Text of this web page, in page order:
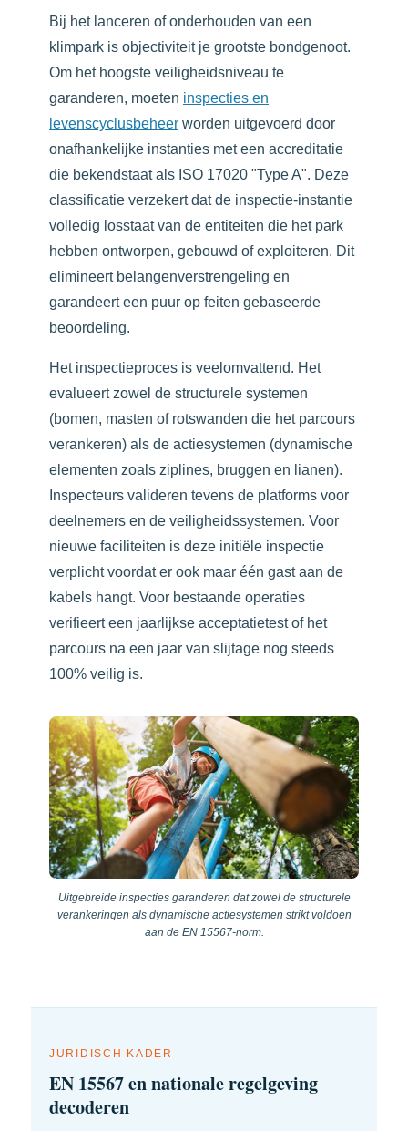
Bij het lanceren of onderhouden van een
klimpark is objectiviteit je grootste bondgenoot.
Om het hoogste veiligheidsniveau te
garanderen, moeten inspecties en
levenscyclusbeheer worden uitgevoerd door
onafhankelijke instanties met een accreditatie
die bekendstaat als ISO 17020 "Type A". Deze
classificatie verzekert dat de inspectie-instantie
volledig losstaat van de entiteiten die het park
hebben ontworpen, gebouwd of exploiteren. Dit
elimineert belangenverstrengeling en
garandeert een puur op feiten gebaseerde
beoordeling.
Het inspectieproces is veelomvattend. Het
evalueert zowel de structurele systemen
(bomen, masten of rotswanden die het parcours
verankeren) als de actiesystemen (dynamische
elementen zoals ziplines, bruggen en lianen).
Inspecteurs valideren tevens de platforms voor
deelnemers en de veiligheidssystemen. Voor
nieuwe faciliteiten is deze initiële inspectie
verplicht voordat er ook maar één gast aan de
kabels hangt. Voor bestaande operaties
verifieert een jaarlijkse acceptatietest of het
parcours na een jaar van slijtage nog steeds
100% veilig is.
Uitgebreide inspecties garanderen dat zowel de structurele
verankeringen als dynamische actiesystemen strikt voldoen
aan de EN 15567-norm.
JURIDISCH KADER
EN 15567 en nationale regelgeving
decoderen